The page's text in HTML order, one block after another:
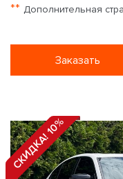
** Дополнительная
Заказать
СКИДКА! 10%